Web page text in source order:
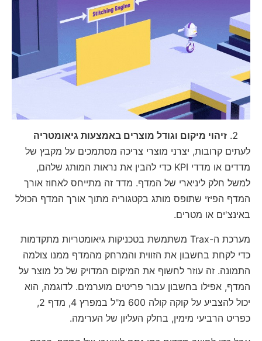
זיהוי מיקום וגודל מוצרים באמצעות גיאומטריה
לעתים קרובות, יצרני מוצרי צריכה מסתמכים על מקבץ של
מדדים או מדדי KPI כדי להבין את נראות המותג שלהם,
למשל חלק ליניארי של המדף. מדד זה מתייחס לאחוז אורך
המדף הפיזי שתופס מותג בקטגוריה מתוך אורך המדף הכולל
באינצ'ים או מטרים.
מערכת ה-Trax משתמשת בטכניקות גיאומטריות מתקדמות
כדי לקחת בחשבון את הזווית והמרחק מהמדף ממנו צולמה
התמונה. זה עוזר לחשוף את המיקום המדויק של כל מוצר על
המדף, אפילו בחשבון עבור פריטים מוערמים. לדוגמה, הוא
יכול להצביע על קוקה קולה 600 מ"ל במפרץ 4, מדף 2,
כפריט הרביעי מימין, בחלק העליון של הערימה.